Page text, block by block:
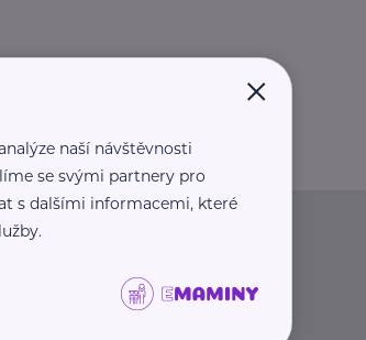
×
naší návštěvnosti
se svými partnery pro
s dalšími informacemi, které